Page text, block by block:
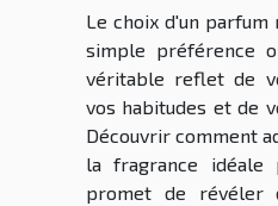
Le choix d'un parfum
simple préférence
véritable reflet de
vos habitudes et de
Découvrir comment
la fragrance idéale
promet de révéler